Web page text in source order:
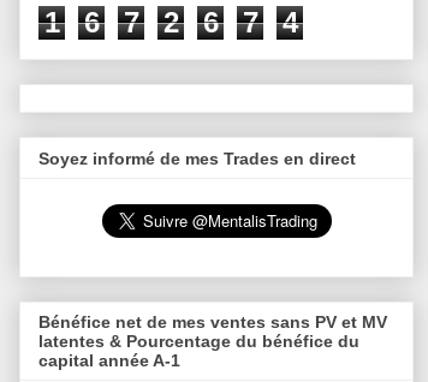
1 6 7 2 6 7 4
Soyez informé de mes Trades en direct
Bénéfice net de mes ventes sans PV et MV
latentes & Pourcentage du bénéfice du
capital année A-1